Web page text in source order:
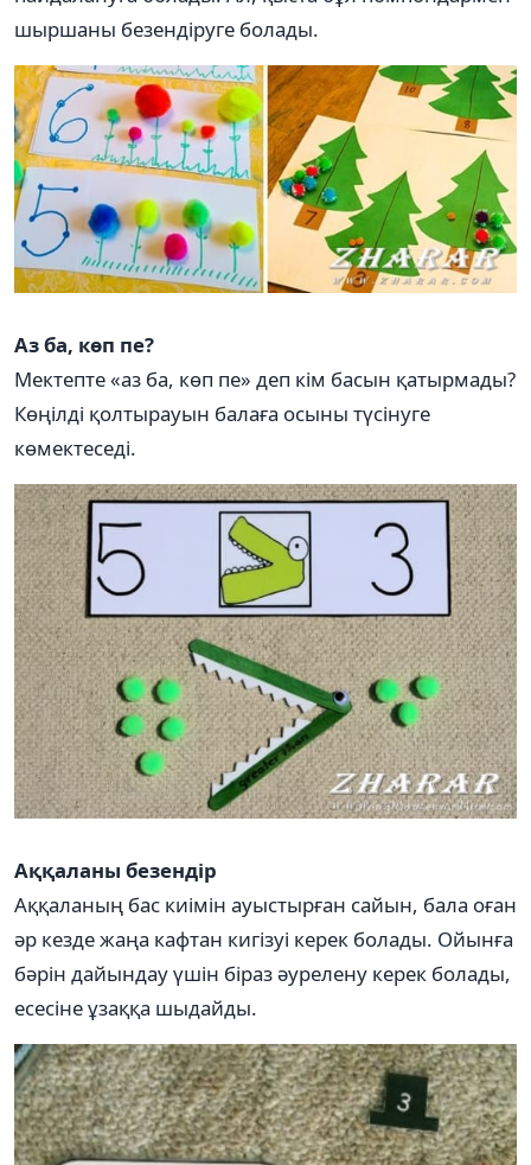
шыршаны безендіруге болады.
Аз ба, көп пе?
Мектепте «аз ба, көп пе» деп кім басын қатырмады?
Көңілді қолтырауын балаға осыны түсінуге
көмектеседі.
Аққаланы безендір
Аққаланың бас киімін ауыстырған сайын, бала оған
әр кезде жаңа кафтан кигізуі керек болады. Ойынға
бәрін дайындау үшін біраз әурелену керек болады,
есесіне ұзаққа шыдайды.